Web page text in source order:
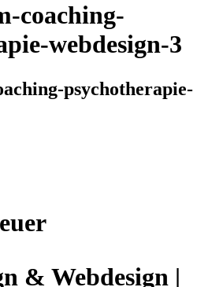
coaching-
webdesign-3
psychotherapie-
& Webdesign |